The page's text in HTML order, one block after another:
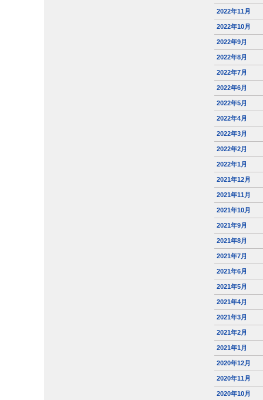
2022年11月
2022年10月
2022年9月
2022年8月
2022年7月
2022年6月
2022年5月
2022年4月
2022年3月
2022年2月
2022年1月
2021年12月
2021年11月
2021年10月
2021年9月
2021年8月
2021年7月
2021年6月
2021年5月
2021年4月
2021年3月
2021年2月
2021年1月
2020年12月
2020年11月
2020年10月